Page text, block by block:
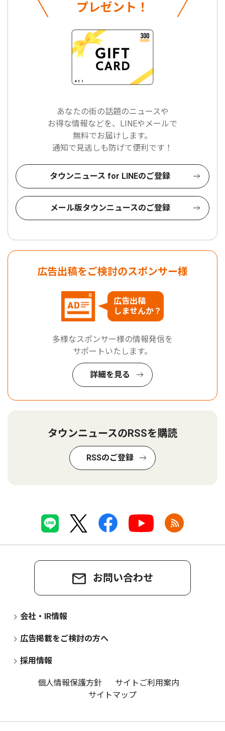
プレゼント！
あなたの街の話題のニュースや
お得な情報などを、LINEやメールで
無料でお届けします。
通知で見逃しも防げて便利です！
タウンニュース for LINEのご登録
メール版タウンニュースのご登録
広告出稿をご検討のスポンサー様
広告出稿
しませんか？
多様なスポンサー様の情報発信を
サポートいたします。
詳細を見る
タウンニュースのRSSを購読
RSSのご登録
お問い合わせ
会社・IR情報
広告掲載をご検討の方へ
採用情報
個人情報保護方針
サイトご利用案内
サイトマップ